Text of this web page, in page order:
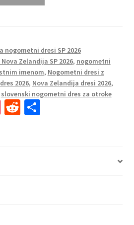
nogometni dresi SP 2026
Zelandija SP 2026, nogometni
imenom, Nogometni dresi z
2026, Nova Zelandija dresi 2026,
slovenski nogometni dres za otroke
Pi R S